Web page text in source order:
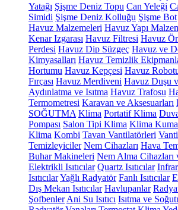
Yatağı Şişme Deniz Topu Can Yeleği
Simidi Şişme Deniz Kolluğu Şişme Bot
Havuz Malzemeleri Havuz Yapı
Kenar Izgarası Havuz Filtresi Havuz
Perdesi Havuz Dip Süzgeç Havuz ve
Kimyasalları Havuz Temizlik
Hortumu Havuz Kepçesi Havuz
Fırçası Havuz Merdiveni Havuz Duşu
Aydınlatma ve Isıtma Havuz Trafosu
Termometresi Karavan ve Aksesuarları
SOĞUTMA Klima Portatif Klima
Pompası Salon Tipi Klima Klima
Klima Kombi Tavan Vantilatörleri
Temizleyiciler Nem Cihazları Hava
Buhar Makineleri Nem Alma
Elektrikli Isıtıcılar Quartz Isıtıcılar
IsıtıcılarYağlı Radyatör Fanlı Isıtıcılar
Dış Mekan Isıtıcılar Havlupanlar
Şofbenler Ani Su Isıtıcı Isıtma ve